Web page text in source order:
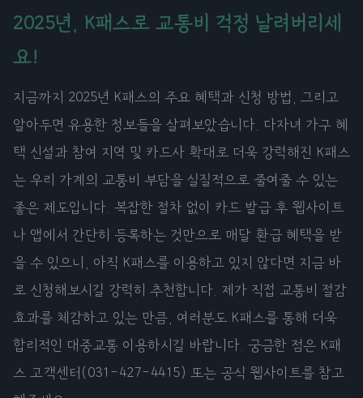
2025년, K패스로 교통비 걱정 날려버리세
요!
지금까지 2025년 K패스의 주요 혜택과 신청 방법, 그리고
알아두면 유용한 정보들을 살펴보았습니다. 다자녀 가구 혜
택 신설과 참여 지역 및 카드사 확대로 더욱 강력해진 K패스
는 우리 가계의 교통비 부담을 실질적으로 줄여줄 수 있는
좋은 제도입니다. 복잡한 절차 없이 카드 발급 후 웹사이트
나 앱에서 간단히 등록하는 것만으로 매달 환급 혜택을 받
을 수 있으니, 아직 K패스를 이용하고 있지 않다면 지금 바
로 신청해보시길 강력히 추천합니다. 제가 직접 교통비 절감
효과를 체감하고 있는 만큼, 여러분도 K패스를 통해 더욱
합리적인 대중교통 이용하시길 바랍니다. 궁금한 점은 K패
스 고객센터(031-427-4415) 또는 공식 웹사이트를 참고